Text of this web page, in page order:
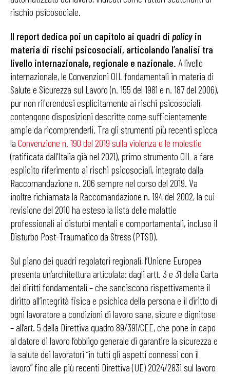
rischio psicosociale.
Il report dedica poi un capitolo ai quadri di policy in
materia di rischi psicosociali, articolando l’analisi tra
livello internazionale, regionale e nazionale. A livello
internazionale, le Convenzioni OIL fondamentali in materia di
Salute e Sicurezza sul Lavoro (n. 155 del 1981 e n. 187 del 2006),
pur non riferendosi esplicitamente ai rischi psicosociali,
contengono disposizioni descritte come sufficientemente
ampie da ricomprenderli. Tra gli strumenti più recenti spicca
la Convenzione n. 190 del 2019 sulla violenza e le molestie
(ratificata dall’Italia già nel 2021), primo strumento OIL a fare
esplicito riferimento ai rischi psicosociali, integrato dalla
Raccomandazione n. 206 sempre nel corso del 2019. Va
inoltre richiamata la Raccomandazione n. 194 del 2002, la cui
revisione del 2010 ha esteso la lista delle malattie
professionali ai disturbi mentali e comportamentali, incluso il
Disturbo Post-Traumatico da Stress (PTSD).
Sul piano dei quadri regolatori regionali, l’Unione Europea
presenta un’architettura articolata: dagli artt. 3 e 31 della Carta
dei diritti fondamentali – che sanciscono rispettivamente il
diritto all’integrità fisica e psichica della persona e il diritto di
ogni lavoratore a condizioni di lavoro sane, sicure e dignitose
– all’art. 5 della Direttiva quadro 89/391/CEE, che pone in capo
al datore di lavoro l’obbligo generale di garantire la sicurezza e
la salute dei lavoratori “in tutti gli aspetti connessi con il
lavoro” fino alle più recenti Direttiva (UE) 2024/2831 sul lavoro